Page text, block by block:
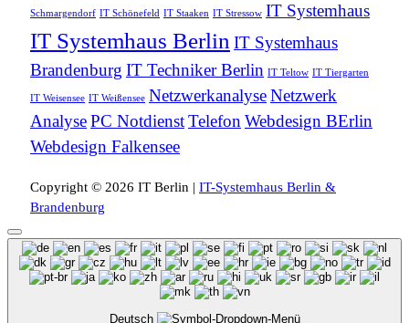
Schmargendorf IT Schönefeld IT Staaken IT Stressow IT Systemhaus
IT Systemhaus Berlin IT Systemhaus
Brandenburg IT Techniker Berlin IT Teltow IT Tiergarten
IT Weisensee IT Weißensee NetzwerkanalyseNetzwerk
AnalysePC NotdienstTelefon Webdesign BErlin
Webdesign Falkensee
Copyright © 2026 IT Berlin | IT-Systemhaus Berlin &
Brandenburg
Deutsch